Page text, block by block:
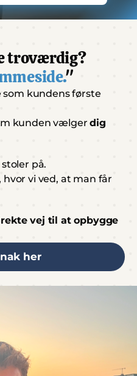
troværdig?
"
kundens første
kunden vælger dig
på.
vi ved, at man får
vej til at opbygge
her